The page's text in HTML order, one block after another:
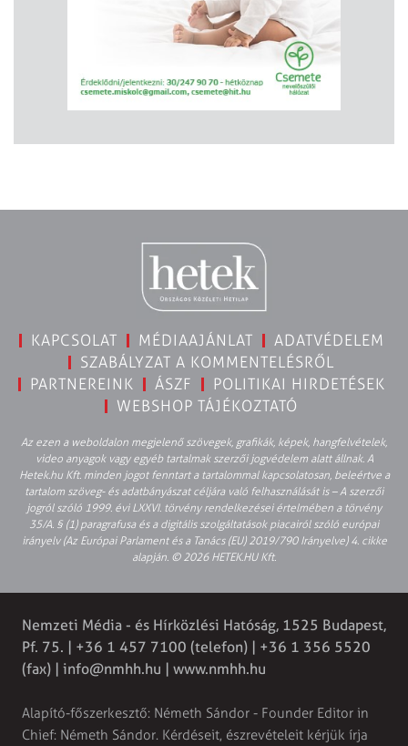
KAPCSOLAT MÉDIAAJÁNLAT
ADATVÉDELEM
SZABÁLYZAT A KOMMENTELÉSRŐL
PARTNEREINK
ÁSZF
POLITIKAI HIRDETÉSEK
WEBSHOP TÁJÉKOZTATÓ
Az ezen a weboldalon megjelenő szövegek, grafikák, képek, hangfelvételek,
video anyagok vagy egyéb tartalmak szerzői jogvédelem alatt állnak. A
Hetek.hu Kft. minden jogot fenntart a tartalommal kapcsolatosan, beleértve a
tartalom szöveg- és adatbányászat céljára való felhasználását is – A szerzői
jogról szóló 1999. évi LXXVI. törvény rendelkezései értelmében a törvény
35/A. § (1) paragrafusa és a digitális szolgáltatások piacairól szóló európai
irányelv (Az Európai Parlament és a Tanács (EU) 2019/790 Irányelve) 4. cikke
alapján. © 2026 HETEK.HU Kft.
Nemzeti Média - és Hírközlési Hatóság, 1525 Budapest,
Pf. 75. | +36 1 457 7100 (telefon) | +36 1 356 5520
(fax) | info@nmhh.hu | www.nmhh.hu
Alapító-főszerkesztő: Németh Sándor - Founder Editor in
Chief: Németh Sándor. Kérdéseit, észrevételeit kérjük írja